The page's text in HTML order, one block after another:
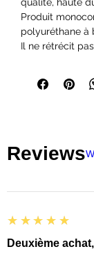
qualité, haute
Produit
polyuréthane à
Il ne rétrécit
Apprêt superfin
produits
le mélange qui
Peut être
Reviews
5
★★★★★
Deuxième